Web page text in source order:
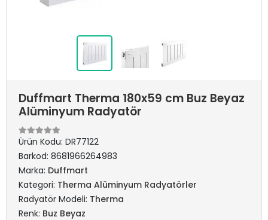
Duffmart Therma 180x59 cm Buz Beyaz
Alüminyum Radyatör
Ürün Kodu: DR77122
Barkod: 8681966264983
Marka: Duffmart
Kategori: Therma Alüminyum Radyatörler
Radyatör Modeli: Therma
Renk: Buz Beyaz